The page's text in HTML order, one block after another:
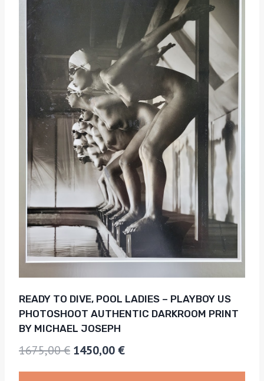
READY TO DIVE, POOL LADIES – PLAYBOY US
PHOTOSHOOT AUTHENTIC DARKROOM PRINT
BY MICHAEL JOSEPH
1675,00€ Le
prix
1450,00€Le
prix